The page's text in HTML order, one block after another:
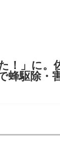
！」に。
蜂駆除・